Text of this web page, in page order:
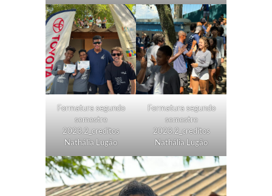
Formatura segundo
semestre
2023.2_creditos
Nathália Lugão
Formatura segundo
semestre
2023.2_creditos
Nathália Lugão